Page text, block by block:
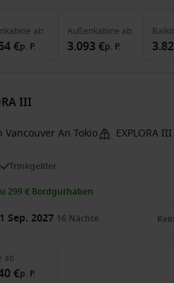
ab
€p. P.
Außenkabine ab
3.093 €p. P.
III
Vancouver An Tokio EXPLORA III
Trinkgelder
299 € Bordguthaben
Sep. 2027 16 Nächte
ab
€p. P.